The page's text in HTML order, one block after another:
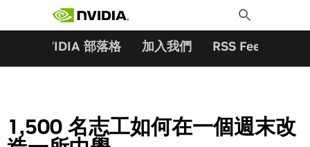
Toggle
Search
NVIDIA 部落格 加入我們 RSS Feeds
1,500 名志工如何在一個週末改